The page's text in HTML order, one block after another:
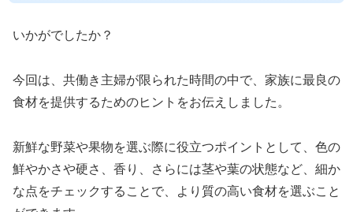
いかがでしたか？
今回は、共働き主婦が限られた時間の中で、家族に最良の
食材を提供するためのヒントをお伝えしました。
新鮮な野菜や果物を選ぶ際に役立つポイントとして、色の
鮮やかさや硬さ、香り、さらには茎や葉の状態など、細か
な点をチェックすることで、より質の高い食材を選ぶこと